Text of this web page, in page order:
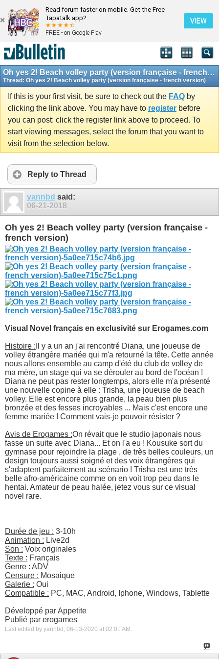
Read forum faster on mobile. Get the Free
Tapatalk app?
FREE - on Google Play
VIEW
Oh yes 2! Beach volley party (version française - french version)
Thread: Oh yes 2! Beach volley party (version française - french version)
If this is your first visit, be sure to check out the FAQ by
clicking the link above. You may have to register before
you can post: click the register link above to proceed. To
start viewing messages, select the forum that you want to
visit from the selection below.
Reply to Thread
yannbd said:
06-21-2018
Oh yes 2! Beach volley party (version française -
french version)
Visual Novel français en exclusivité sur Erogames.com
Histoire : Il y a un an j'ai rencontré Diana, une joueuse de
volley étrangère mariée qui m'a retourné la tête. Cette année
nous allons ensemble au camp d'été du club de volley de
ma mère, un stage qui va se dérouler au bord de l'océan !
Diana ne peut pas rester longtemps, alors elle m'a présenté
une nouvelle copine à elle : Trisha, une joueuse de beach
volley. Elle est encore plus grande, la peau bien plus
bronzée et des fesses incroyables ... Mais c'est encore une
femme mariée ! Comment vais-je pouvoir résister ?
Avis de Erogames :On révait que le studio japonais nous
fasse un suite avec Diana... Et on l'a eu ! Kousuke sort du
gymnase pour rejoindre la plage , de très belles couleurs, un
design toujours aussi soigné et des voix étrangères qui
s'adaptent parfaitement au scénario ! Trisha est une très
belle afro-américaine comme on en voit trop peu dans le
hentai. Amateur de peau halée, jetez vous sur ce visual
novel rare.
Durée de jeu : 3-10h
Animation : Live2d
Son : Voix originales
Texte : Français
Genre : ADV
Censure : Mosaique
Galerie : Oui
Compatible : PC, MAC, Android, Iphone, Windows, Tablette
Développé par Appetite
Publié par erogames
Last edited by yannbd; 06-13-2020 at 02:01 AM .